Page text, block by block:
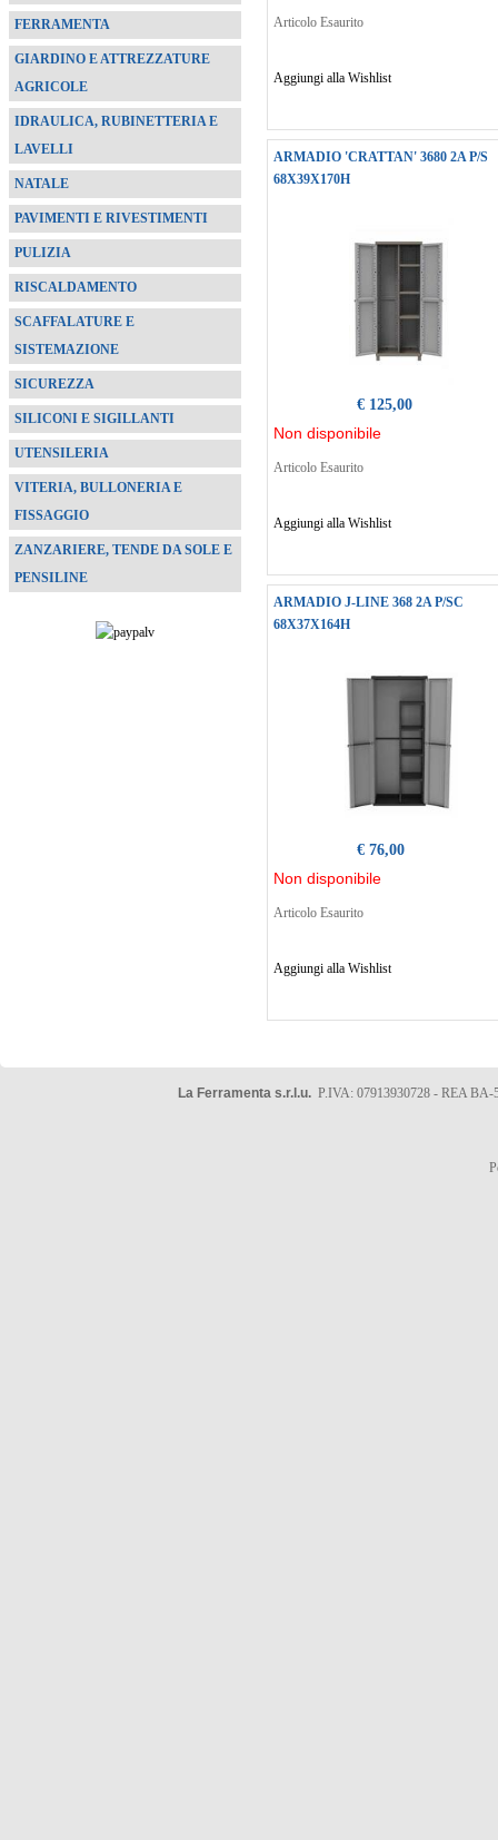
FERRAMENTA
GIARDINO E ATTREZZATURE
AGRICOLE
IDRAULICA, RUBINETTERIA E
LAVELLI
NATALE
PAVIMENTI E RIVESTIMENTI
PULIZIA
RISCALDAMENTO
SCAFFALATURE E
SISTEMAZIONE
SICUREZZA
SILICONI E SIGILLANTI
UTENSILERIA
VITERIA, BULLONERIA E
FISSAGGIO
ZANZARIERE, TENDE DA SOLE E
PENSILINE
Articolo Esaurito
Aggiungi alla Wishlist
ARMADIO 'CRATTAN' 3680 2A P/S
68X39X170H
€ 125,00
Non disponibile
Articolo Esaurito
Aggiungi alla Wishlist
ARMADIO J-LINE 368 2A P/SC
68X37X164H
€ 76,00
Non disponibile
Articolo Esaurito
Aggiungi alla Wishlist
La Ferramenta s.r.l.u. P.IVA: 07913930728 - REA BA-